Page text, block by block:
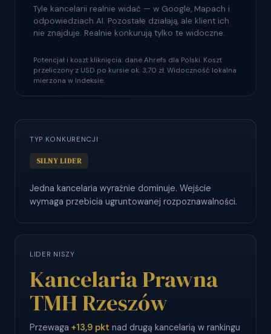
Tyle kancelarii realnie widać — w Google, Mapach i
odpowiedziach AI. Pozostałe działają, ale klient ich
nie znajduje. Realnie konkurują tylko te widoczne.
Potencjał i koszt kliknięcia: dane Ahrefs dla Polski. Koszt
przeliczony z USD po kursie ok. 3,70 zł. Widoczność lokalna
mierzona w Indeksie.
TYP KONKURENCJI
SILNY LIDER
Jedna kancelaria wyraźnie dominuje. Wejście
wymaga przebicia ugruntowanej rozpoznawalności.
LIDER NISZY
Kancelaria Prawna
TMH Rzeszów
Przewaga +13,9 pkt nad drugą kancelarią w rankingu